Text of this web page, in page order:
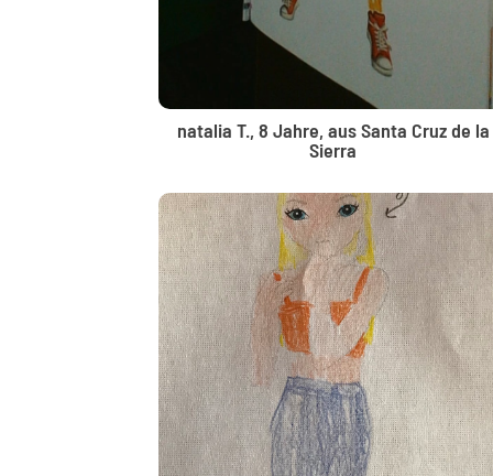
natalia T., 8 Jahre, aus Santa Cruz de la
Sierra